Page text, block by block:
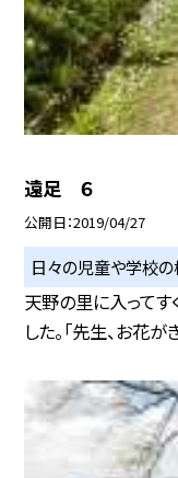
遠足 ６
公開日 2019/04/27
日々の児童や学校
天野の里に入ってす
した。「先生、お花が